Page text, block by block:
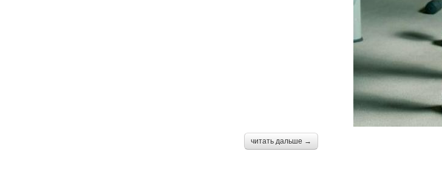
читать дальше →